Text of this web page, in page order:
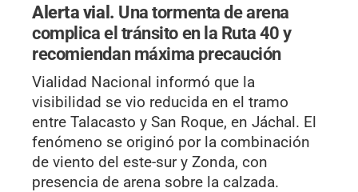
Alerta vial. Una tormenta de arena
complica el tránsito en la Ruta 40 y
recomiendan máxima precaución
Vialidad Nacional informó que la
visibilidad se vio reducida en el tramo
entre Talacasto y San Roque, en Jáchal. El
fenómeno se originó por la combinación
de viento del este-sur y Zonda, con
presencia de arena sobre la calzada.